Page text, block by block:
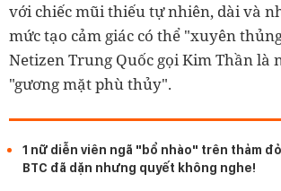
với chiếc mũi thiếu tự nhiên, dài và
mức tạo cảm giác có thể "xuyên
Netizen Trung Quốc gọi Kim Thần là
"gương mặt phù thủy".
1 nữ diễn viên ngã "bổ nhào" trên thảm
BTC đã dặn nhưng quyết không nghe!